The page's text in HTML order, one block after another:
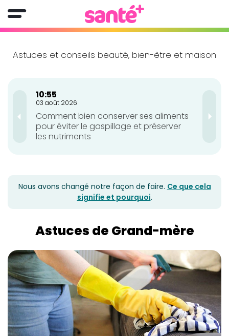
Astuces et conseils beauté, bien-être et maison
10:55
03 août 2026
Comment bien conserver ses aliments
pour éviter le gaspillage et préserver
les nutriments
Nous avons changé notre façon de faire. Ce que cela
signifie et pourquoi.
Astuces de Grand-mère